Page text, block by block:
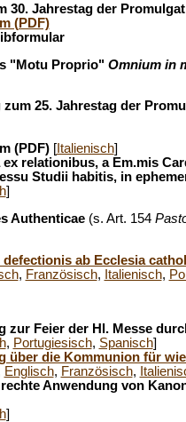
30. Jahrestag der
(PDF)
"Motu Proprio" Omnium in
25. Jahrestag der
(PDF) [Italienisch]
ex relationibus, a Em.mis
Studii habitis, in
]
Authenticae(s. Art. 154
ab Ecclesia
, Französisch, Italienisch,
zur Feier der Hl. Messe
, Portugiesisch, Spanisch]
über die Kommunion für
Englisch, Französisch,
Anwendung von
]